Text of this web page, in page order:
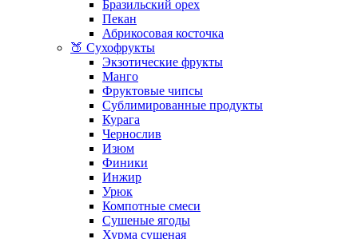
Бразильский орех
Пекан
Абрикосовая косточка
🍑 Сухофрукты
Экзотические фрукты
Манго
Фруктовые чипсы
Сублимированные продукты
Курага
Чернослив
Изюм
Финики
Инжир
Урюк
Компотные смеси
Сушеные ягоды
Хурма сушеная